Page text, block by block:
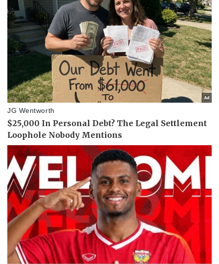
Thể thao
Bóng đá
Ô tô - Xe máy
Ô tô